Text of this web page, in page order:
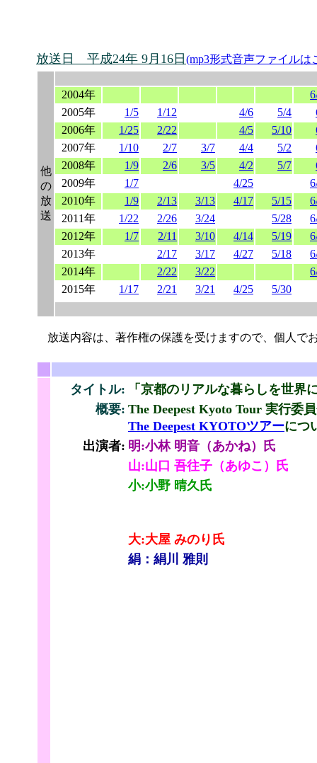
放送日 平成24年 9月16日 (mp3形式音声ファイル
他
の
放
送
2004年
2005年
1/5 1/12 4/6 5/4
2006年
1/25 2/22 4/5 5/10
2007年
1/10 2/7 3/7 4/4 5/2
2008年
1/9 2/6 3/5 4/2 5/7
2009年
1/7 4/25
2010年
1/9 2/13 3/13 4/17 5/15
2011年
1/22 2/26 3/24 5/28
2012年
1/7 2/11 3/10 4/14 5/19
2013年
2/17 3/17 4/27 5/18
2014年
2/22 3/22
2015年
1/17 2/21 3/21 4/25 5/30
放送内容は、著作権の保護を受けますので、個人で
タイトル:
「京都のリアルな暮らしを世界
概要: The Deepest Kyoto Tour 実行委
The Deepest KYOTOツアーにつ
出演者: 明:小林 明音（あかね）氏
山:山口 吾往子（あゆこ）氏
小:小野 晴久氏
大:大屋 みのり氏
絹：絹川 雅則